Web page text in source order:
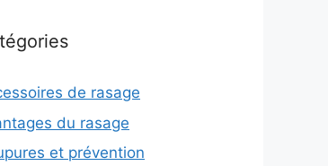
de rasage
du rasage
et prévention